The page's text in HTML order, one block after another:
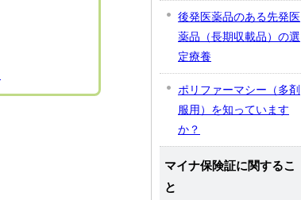
後発医薬品のある先発医
薬品（長期収載品）の選
定療養
ポリファーマシー（多剤
服用）を知っています
か？
マイナ保険証に関するこ
と